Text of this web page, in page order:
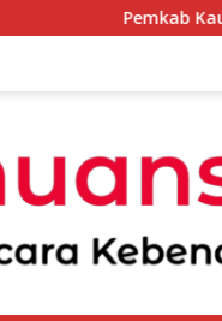
Pemkab Kaur Mulai